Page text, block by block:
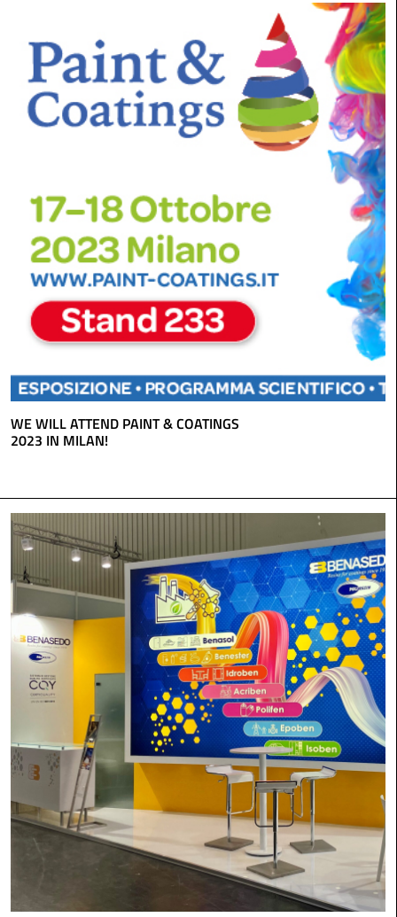
WE WILL ATTEND PAINT & COATINGS
2023 IN MILAN!